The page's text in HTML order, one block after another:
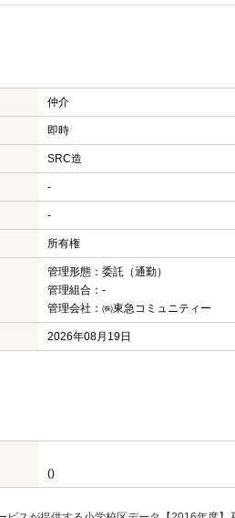
仲介
即時
SRC造
-
-
所有権
管理形態：委託（通勤）
管理組合：-
管理会社：㈱東急コミュニティー
2026年08月19日
()